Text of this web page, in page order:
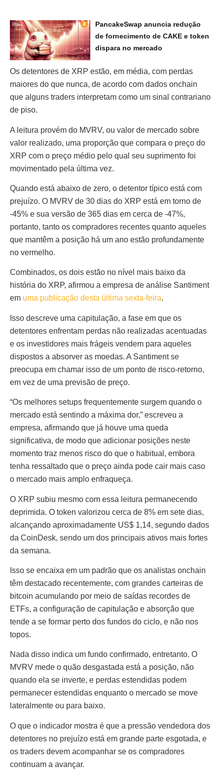
PancakeSwap anuncia redução
de fornecimento de CAKE e token
dispara no mercado
Os detentores de XRP estão, em média, com perdas
maiores do que nunca, de acordo com dados onchain
que alguns traders interpretam como um sinal contrariano
de piso.
A leitura provém do MVRV, ou valor de mercado sobre
valor realizado, uma proporção que compara o preço do
XRP com o preço médio pelo qual seu suprimento foi
movimentado pela última vez.
Quando está abaixo de zero, o detentor típico está com
prejuízo. O MVRV de 30 dias do XRP está em torno de
-45% e sua versão de 365 dias em cerca de -47%,
portanto, tanto os compradores recentes quanto aqueles
que mantêm a posição há um ano estão profundamente
no vermelho.
Combinados, os dois estão no nível mais baixo da
história do XRP, afirmou a empresa de análise Santiment
em uma publicação desta última sexta-feira.
Isso descreve uma capitulação, a fase em que os
detentores enfrentam perdas não realizadas acentuadas
e os investidores mais frágeis vendem para aqueles
dispostos a absorver as moedas. A Santiment se
preocupa em chamar isso de um ponto de risco-retorno,
em vez de uma previsão de preço.
“Os melhores setups frequentemente surgem quando o
mercado está sentindo a máxima dor,” escreveu a
empresa, afirmando que já houve uma queda
significativa, de modo que adicionar posições neste
momento traz menos risco do que o habitual, embora
tenha ressaltado que o preço ainda pode cair mais caso
o mercado mais amplo enfraqueça.
O XRP subiu mesmo com essa leitura permanecendo
deprimida. O token valorizou cerca de 8% em sete dias,
alcançando aproximadamente US$ 1,14, segundo dados
da CoinDesk, sendo um dos principais ativos mais fortes
da semana.
Isso se encaixa em um padrão que os analistas onchain
têm destacado recentemente, com grandes carteiras de
bitcoin acumulando por meio de saídas recordes de
ETFs, a configuração de capitulação e absorção que
tende a se formar perto dos fundos do ciclo, e não nos
topos.
Nada disso indica um fundo confirmado, entretanto. O
MVRV mede o quão desgastada está a posição, não
quando ela se inverte, e perdas estendidas podem
permanecer estendidas enquanto o mercado se move
lateralmente ou para baixo.
O que o indicador mostra é que a pressão vendedora dos
detentores no prejuízo está em grande parte esgotada, e
os traders devem acompanhar se os compradores
continuam a avançar.